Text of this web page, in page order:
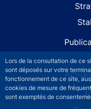
Lors de la consultation de ce
sont déposés sur votre
fonctionnement de ce site,
cookies de mesure de
sont exemptés de